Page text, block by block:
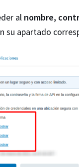
al nombre,
su apartado